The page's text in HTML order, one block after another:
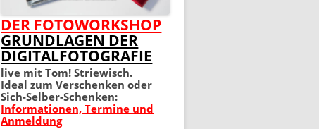
MEIN PERFEKTES FOTO 2.
AUFLAGE
100 TIPPS UND TRICKS 4.
AUFLAGE
DER FOTOWORKSHOP
GRUNDLAGEN DER
DIGITALFOTOGRAFIE
live mit Tom! Striewisch.
Ideal zum Verschenken oder
Sich-Selber-Schenken:
Informationen, Termine und
Anmeldung